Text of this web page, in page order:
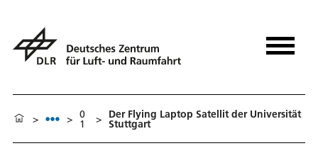
> > 0
1 > Der Flying Laptop Satellit der Universität
Stuttgart